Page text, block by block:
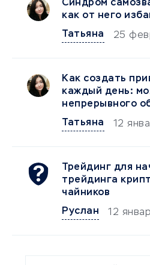
Синдром
как от него
Татьяна
25
Как создать
каждый день:
непрерывного
Татьяна
12
Трейдинг для
трейдинга
чайников
Руслан
12